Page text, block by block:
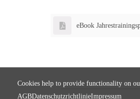
eBook
Cookies help to provide functionality on
AGBDatenschutzrichtlinieImpressum